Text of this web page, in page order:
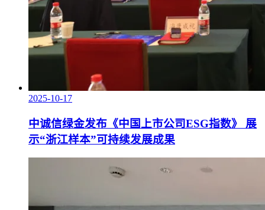
2025-10-17
中诚信绿金发布《中国上市公司ESG指数》 展
示“浙江样本”可持续发展成果